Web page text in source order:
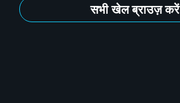
सभी खेल ब्राउज़ करें